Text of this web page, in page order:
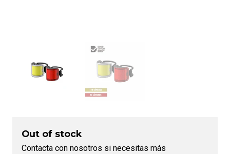
Out of stock
Contacta con nosotros si necesitas más